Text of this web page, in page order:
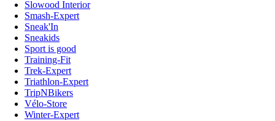
Slowood Interior
Smash-Expert
Sneak'In
Sneakids
Sport is good
Training-Fit
Trek-Expert
Triathlon-Expert
TripNBikers
Vélo-Store
Winter-Expert